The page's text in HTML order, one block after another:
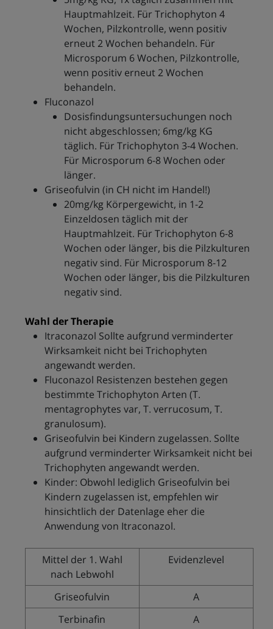
Hauptmahlzeit. Für Trichophyton 4
Wochen, Pilzkontrolle, wenn positiv
erneut 2 Wochen behandeln. Für
Microsporum 6 Wochen, Pilzkontrolle,
wenn positiv erneut 2 Wochen
behandeln.
Fluconazol
Dosisfindungsuntersuchungen noch
nicht abgeschlossen; 6mg/kg KG
täglich. Für Trichophyton 3-4 Wochen.
Für Microsporum 6-8 Wochen oder
länger.
Griseofulvin (in CH nicht im Handel!)
20mg/kg Körpergewicht, in 1-2
Einzeldosen täglich mit der
Hauptmahlzeit. Für Trichophyton 6-8
Wochen oder länger, bis die Pilzkulturen
negativ sind. Für Microsporum 8-12
Wochen oder länger, bis die Pilzkulturen
negativ sind.
Wahl der Therapie
Itraconazol Sollte aufgrund verminderter
Wirksamkeit nicht bei Trichophyten
angewandt werden.
Fluconazol Resistenzen bestehen gegen
bestimmte Trichophyton Arten (T.
mentagrophytes var, T. verrucosum, T.
granulosum).
Griseofulvin bei Kindern zugelassen. Sollte
aufgrund verminderter Wirksamkeit nicht bei
Trichophyten angewandt werden.
Kinder: Obwohl lediglich Griseofulvin bei
Kindern zugelassen ist, empfehlen wir
hinsichtlich der Datenlage eher die
Anwendung von Itraconazol.
Mittel der 1. Wahl
nach Lebwohl
Evidenzlevel
Griseofulvin
A
Terbinafin
A